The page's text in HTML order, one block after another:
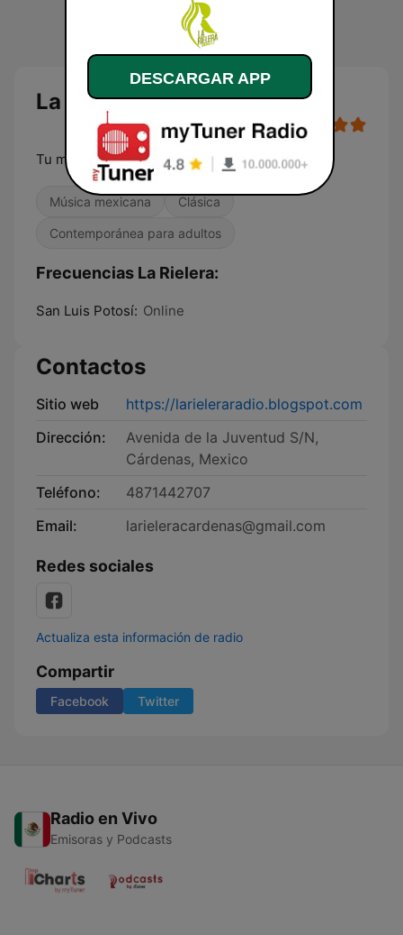
La Rielera en vivo
Tu mejor playlist La Rielera
Música mexicana Clásica
Contemporánea para adultos
Frecuencias La Rielera:
San Luis Potosí: Online
Contactos
Sitio web
https://larieleraradio.blogspot.com
Dirección:
Avenida de la Juventud S/N,
Cárdenas, Mexico
Teléfono:
4871442707
Email:
larieleracardenas@gmail.com
Redes sociales
Actualiza esta información de radio
Compartir
Facebook Twitter
Radio en Vivo
Emisoras y Podcasts
DESCARGAR APP